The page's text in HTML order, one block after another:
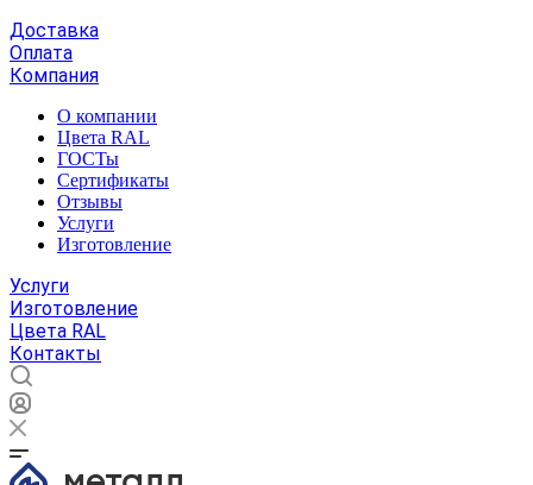
Доставка
Оплата
Компания
О компании
Цвета RAL
ГОСТы
Сертификаты
Отзывы
Услуги
Изготовление
Услуги
Изготовление
Цвета RAL
Контакты